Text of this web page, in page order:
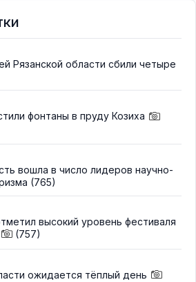
Рязанской области сбили четыре
фонтаны в пруду Козиха
вошла в число лидеров научно-
(765)
высокий уровень фестиваля
(757)
ожидается тёплый день